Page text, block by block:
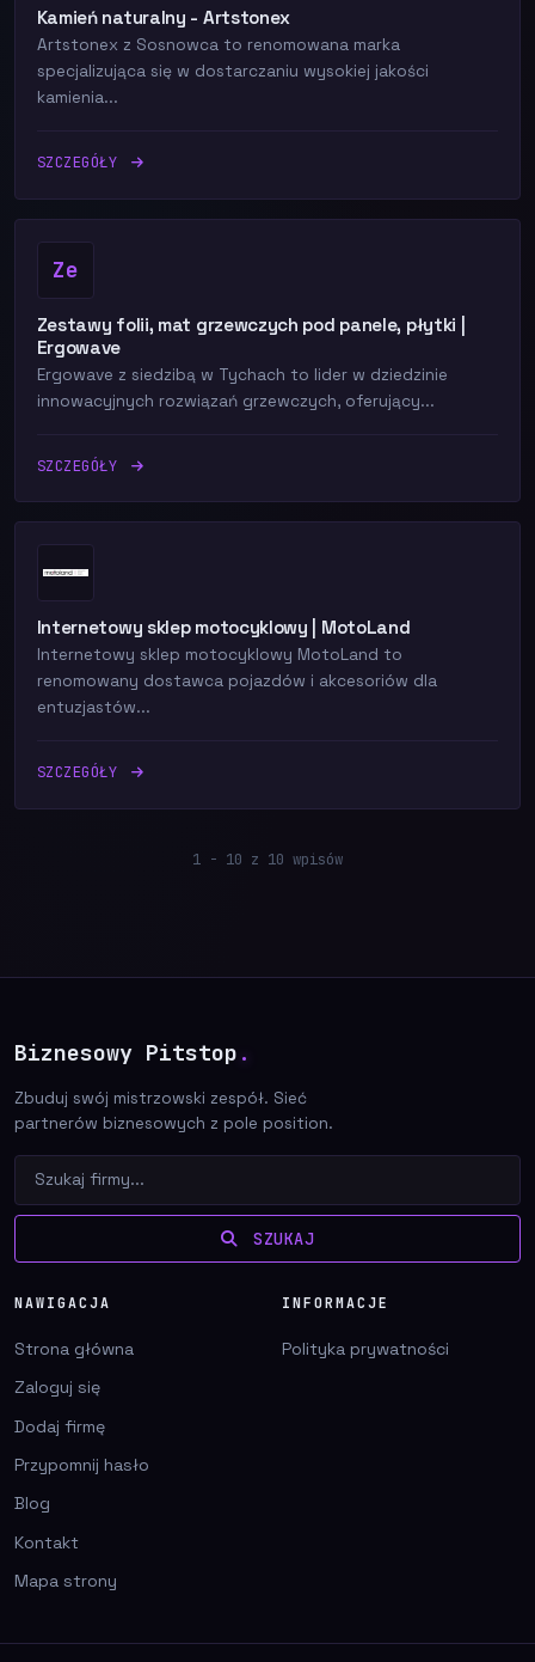
Kamień naturalny - Artstonex
Artstonex z Sosnowca to renomowana marka
specjalizująca się w dostarczaniu wysokiej jakości
kamienia...
SZCZEGÓŁY
Ze
Zestawy folii, mat grzewczych pod panele, płytki |
Ergowave
Ergowave z siedzibą w Tychach to lider w dziedzinie
innowacyjnych rozwiązań grzewczych, oferujący...
SZCZEGÓŁY
Internetowy sklep motocyklowy | MotoLand
Internetowy sklep motocyklowy MotoLand to
renomowany dostawca pojazdów i akcesoriów dla
entuzjastów...
SZCZEGÓŁY
1 - 10 z 10 wpisów
Biznesowy Pitstop .
Zbuduj swój mistrzowski zespół. Sieć
partnerów biznesowych z pole position.
SZUKAJ
NAWIGACJA
Strona główna
Zaloguj się
Dodaj firmę
Przypomnij hasło
Blog
Kontakt
Mapa strony
INFORMACJE
Polityka prywatności